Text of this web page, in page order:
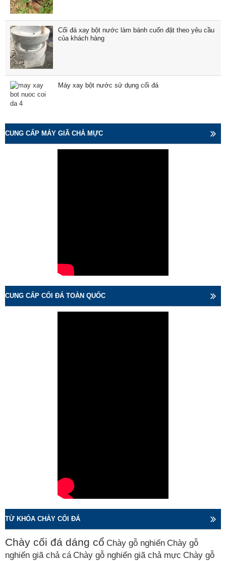
Cối đá xay bột nước làm bánh cuốn đặt theo yêu cầu
của khách hàng
Máy xay bột nước sử dụng cối đá
CUNG CẤP MÁY GIÃ CHẢ MỰC
CUNG CẤP CỐI ĐÁ TOÀN QUỐC
TỪ KHÓA CHÀY CỐI ĐÁ
Chày cối đá dáng cổ Chày gỗ nghiến Chày gỗ
nghiến giã chả cá Chày gỗ nghiến giã chả mực Chày gỗ